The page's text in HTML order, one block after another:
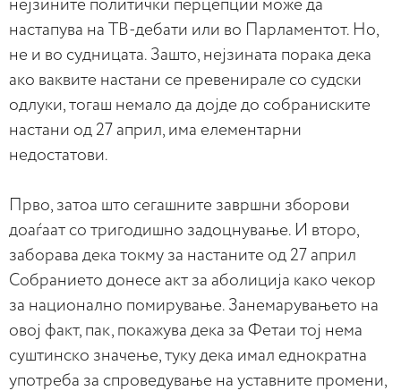
нејзините политички перцепции може да
настапува на ТВ-дебати или во Парламентот. Но,
не и во судницата. Зашто, нејзината порака дека
ако ваквите настани се превенирале со судски
одлуки, тогаш немало да дојде до собраниските
настани од 27 април, има елементарни
недостатови.
Прво, затоа што сегашните завршни зборови
доаѓаат со тригодишно задоцнување. И второ,
заборава дека токму за настаните од 27 април
Собранието донесе акт за аболиција како чекор
за национално помирување. Занемарувањето на
овој факт, пак, покажува дека за Фетаи тој нема
суштинско значење, туку дека имал еднократна
употреба за спроведување на уставните промени,